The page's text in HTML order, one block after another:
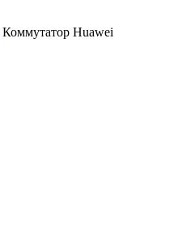
Коммутатор Huawei